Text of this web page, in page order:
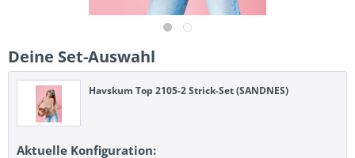
Deine Set-Auswahl
Havskum Top 2105-2 Strick-Set (SANDNES)
Aktuelle Konfiguration: